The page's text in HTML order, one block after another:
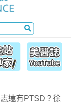
遠有PTSD？徐